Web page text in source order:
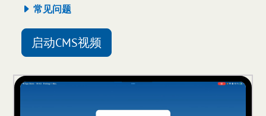
常见问题
启动CMS视频